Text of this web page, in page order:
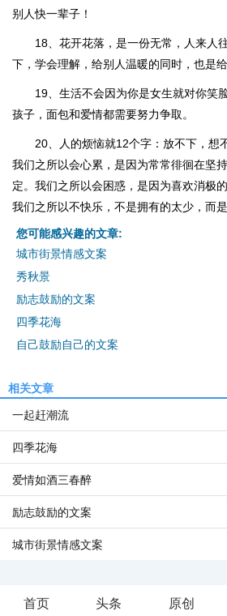
别人快一辈子！
18、花开花落，是一份无常，人来人
下，学会理解，给别人温暖的同时，也是给
19、生活不会因为你是女生就对你笑
孩子，面包和爱情都需要努力争取。
20、人的烦恼就12个字：放不下，想
我们之所以会心累，是因为常常徘徊在坚
定。我们之所以会困惑，是因为喜欢消极
我们之所以不快乐，不是拥有的太少，而是
您可能感兴趣的文章:
城市街景情感文案
秀秋景
励志鼓励的文案
四季花海
自己鼓励自己的文案
相关文章
一起赶潮流
四季花海
爱情如酒三春醉
励志鼓励的文案
城市街景情感文案
首页 头条 原创